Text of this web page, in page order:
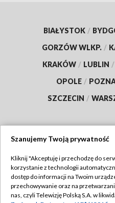
BIAŁYSTOK /
GORZÓW WLKP. /
KRAKÓW / LUBLIN /
OPOLE /
SZCZECIN /
Abonament TVP
Szanujemy Twoją prywatność
Kliknij "Akceptuję i przechodzę do
korzystanie z technologii
dostęp do informacji na Twoim
przechowywanie oraz na
nas, czyli Telewizję Polską S.A. w